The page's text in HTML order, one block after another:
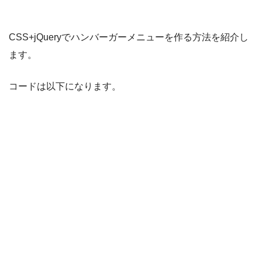
CSS+jQueryでハンバーガーメニューを作る方法を紹介し
ます。
コードは以下になります。